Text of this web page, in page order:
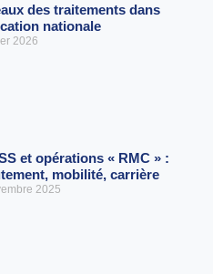
des traitements dans
nationale
2026
et opérations « RMC » :
mobilité, carrière
2025